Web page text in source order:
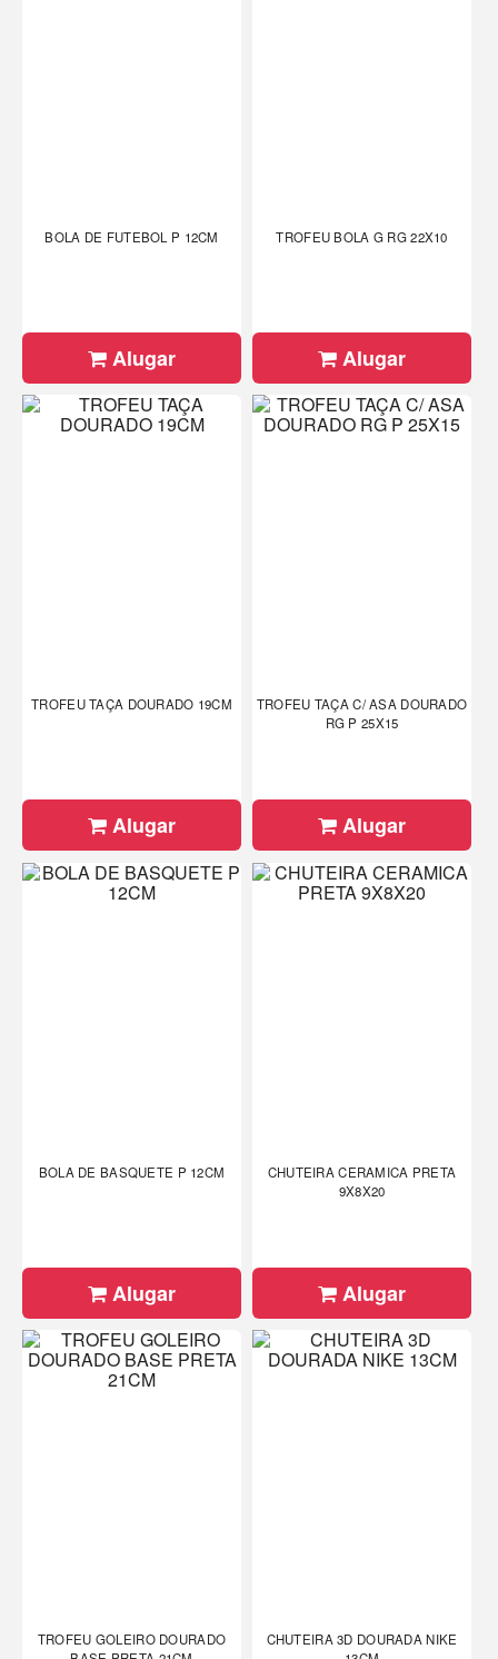
BOLA DE FUTEBOL P 12CM
Alugar
TROFEU BOLA G RG 22X10
Alugar
TROFEU TAÇA DOURADO 19CM
Alugar
TROFEU TAÇA C/ ASA DOURADO
RG P 25X15
Alugar
BOLA DE BASQUETE P 12CM
Alugar
CHUTEIRA CERAMICA PRETA
9X8X20
Alugar
TROFEU GOLEIRO DOURADO
CHUTEIRA 3D DOURADA NIKE